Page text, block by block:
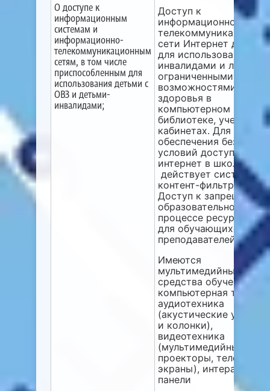
О доступе к
информационным
системам и
информационно-
телекоммуникационным
сетям, в том числе
приспособленным для
использования детьми с
ОВЗ и детьми-
инвалидами;
Доступ к
информационно-
сети Интернет
для использования
инвалидами и лицами
ограниченными
возможностями
здоровья в
компьютерном классе,
библиотеке, учебных
кабинетах. Для
обеспечения
условий доступа в
интернет в школе
действует система
контент-фильтрации.
Доступ к
образовательном
процессе ресурсам
для обучающихся и
преподавателей
Имеются
мультимедийные
средства обучения, ,
компьютерная
аудиотехника
(акустические
и колонки),
видеотехника
(мультимедийные
проекторы,
экраны),
панели